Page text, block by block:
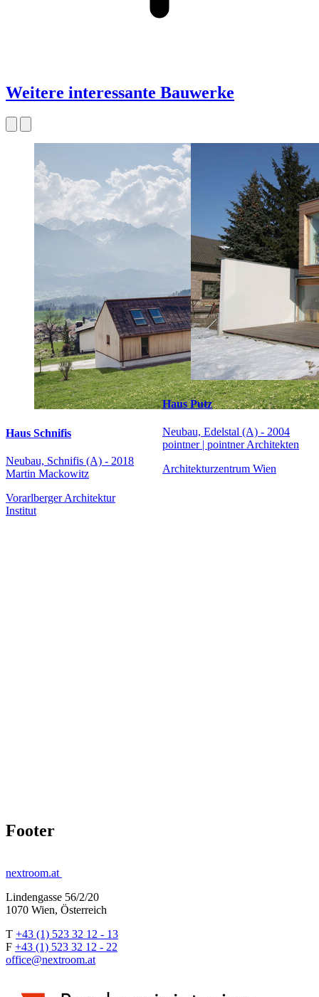
Weitere interessante Bauwerke
Haus Schnifis
Neubau, Schnifis (A) - 2018
Martin Mackowitz
Vorarlberger Architektur
Institut
Haus Putz
Neubau, Edelstal (A) - 2004
pointner | pointner Architekten
Architekturzentrum Wien
Footer
nextroom.at
Lindengasse 56/2/20
1070 Wien, Österreich
T +43 (1) 523 32 12 - 13
F +43 (1) 523 32 12 - 22
office@nextroom.at